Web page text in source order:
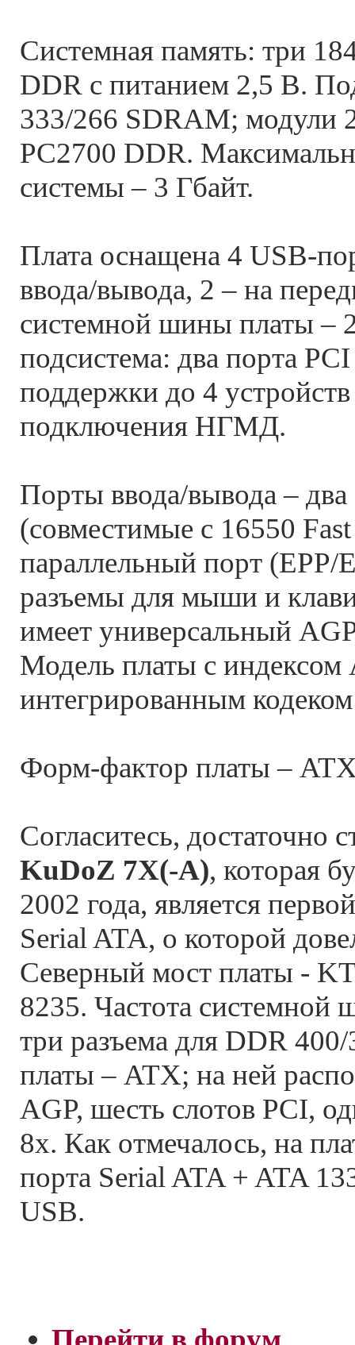
Системная память: три
DDR с питанием 2,5 В.
333/266 SDRAM; модули
PC2700 DDR.
системы – 3 Гбайт.
Плата оснащена 4 USB-
ввода/вывода, 2 – на
системной шины платы –
подсистема: два порта
поддержки до 4
подключения НГМД.
Порты ввода/вывода –
(совместимые с 16550
параллельный порт (EPP/
разъемы для мыши и
имеет универсальный
Модель платы с
интегрированным
Форм-фактор платы –
Согласитесь, достаточно
KuDoZ 7X(-А), которая
2002 года, является
Serial ATA, о которой
Северный мост платы -
8235. Частота
три разъема для DDR
платы – ATX; на ней
AGP, шесть слотов PCI,
8х. Как отмечалось, на
порта Serial ATA + ATA
USB.